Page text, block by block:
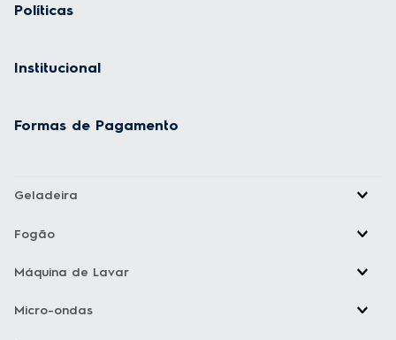
Políticas
Institucional
Formas de Pagamento
Geladeira
Fogão
Máquina de Lavar
Micro-ondas